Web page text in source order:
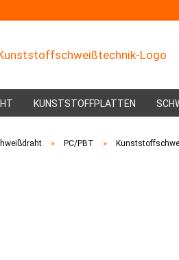
KUNSTSTOFFPLATTEN
» PC/PBT »